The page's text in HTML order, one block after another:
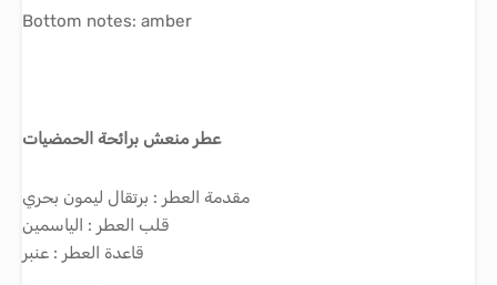
Bottom notes: amber
عطر منعش برائحة الحمضيات
مقدمة العطر : برتقال ليمون بحري
قلب العطر : الياسمين
قاعدة العطر : عنبر